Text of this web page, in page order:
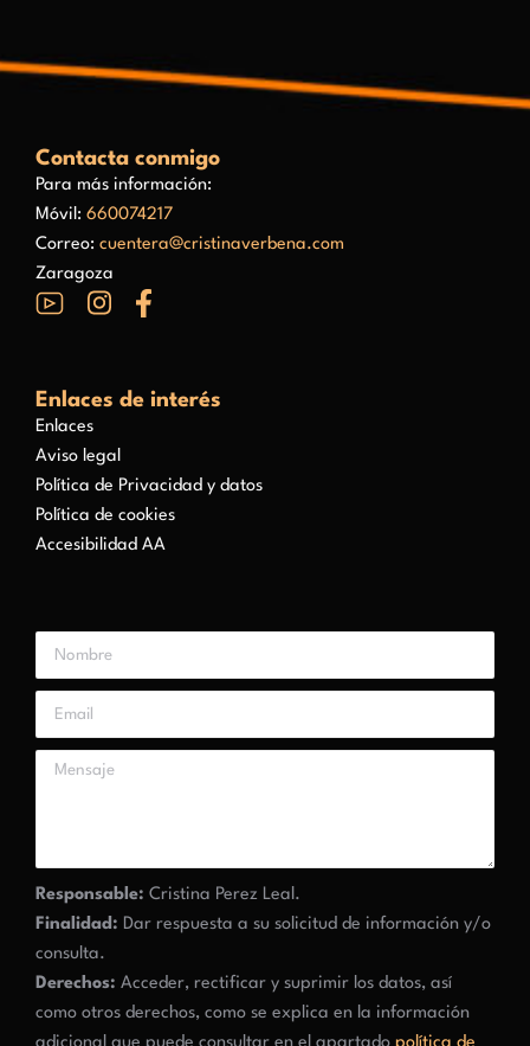
Contacta conmigo
Para más información:
Móvil: 660074217
Correo: cuentera@cristinaverbena.com
Zaragoza
Enlaces de interés
Enlaces
Aviso legal
Política de Privacidad y datos
Política de cookies
Accesibilidad AA
Responsable: Cristina Perez Leal.
Finalidad: Dar respuesta a su solicitud de información y/o
consulta.
Derechos: Acceder, rectificar y suprimir los datos, así
como otros derechos, como se explica en la información